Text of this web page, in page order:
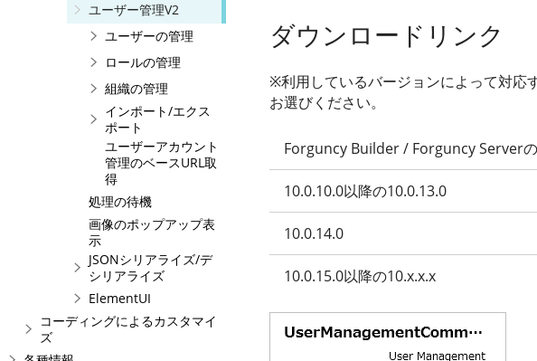
ユーザー管理V2
ユーザーの管理
ロールの管理
組織の管理
インポート/エクス
ポート
ユーザーアカウント
管理のベースURL取
得
処理の待機
画像のポップアップ表
示
JSONシリアライズ/デ
シリアライズ
ElementUI
コーディングによるカスタマイ
ズ
ダウンロードリンク
※利用しているバージョンによって対応
お選びください。
Forguncy Builder / Forguncy Server
10.0.10.0以降の10.0.13.0
10.0.14.0
10.0.15.0以降の10.x.x.x